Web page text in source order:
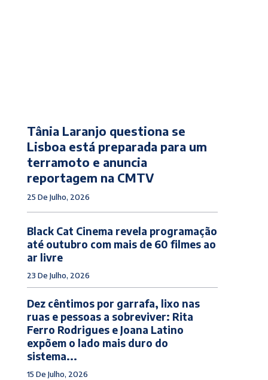
Tânia Laranjo questiona se
Lisboa está preparada para um
terramoto e anuncia
reportagem na CMTV
25 De Julho, 2026
Black Cat Cinema revela programação
até outubro com mais de 60 filmes ao
ar livre
23 De Julho, 2026
Dez cêntimos por garrafa, lixo nas
ruas e pessoas a sobreviver: Rita
Ferro Rodrigues e Joana Latino
expõem o lado mais duro do
sistema...
15 De Julho, 2026